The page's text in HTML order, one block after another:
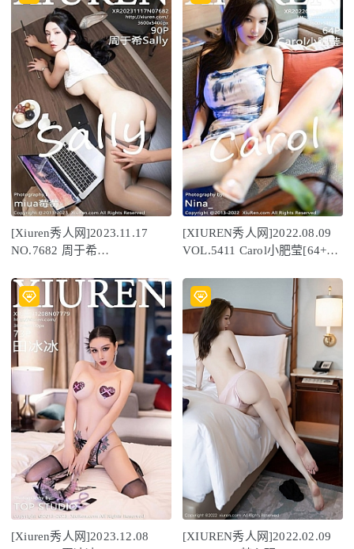
[Xiuren秀人网]2023.11.17
NO.7682 周于希
[XIUREN秀人网]2022.08.09
VOL.5411 Carol小肥莹[64+1P
[Xiuren秀人网]2023.12.08
[XIUREN秀人网]2022.02.09